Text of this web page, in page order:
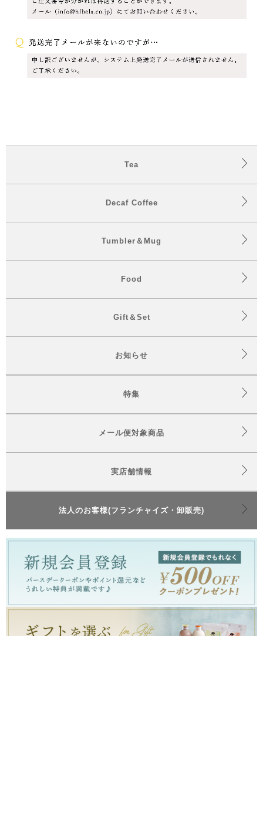
Tea
Decaf Coffee
Tumbler＆Mug
Food
Gift＆Set
お知らせ
特集
メール便対象商品
実店舗情報
法人のお客様(フランチャイズ・卸販売)